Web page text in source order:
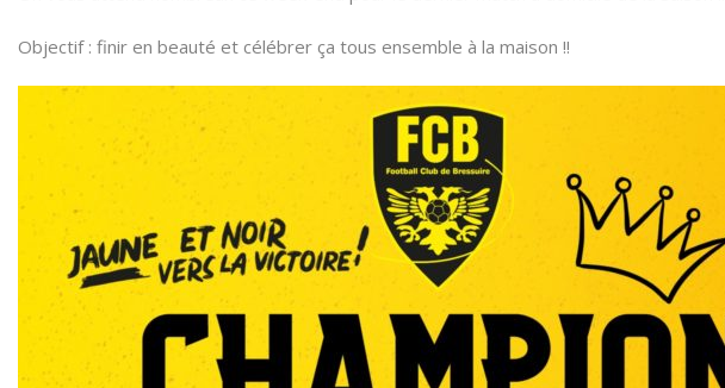
Objectif : finir en beauté et célébrer ça tous ensemble à la maison !!